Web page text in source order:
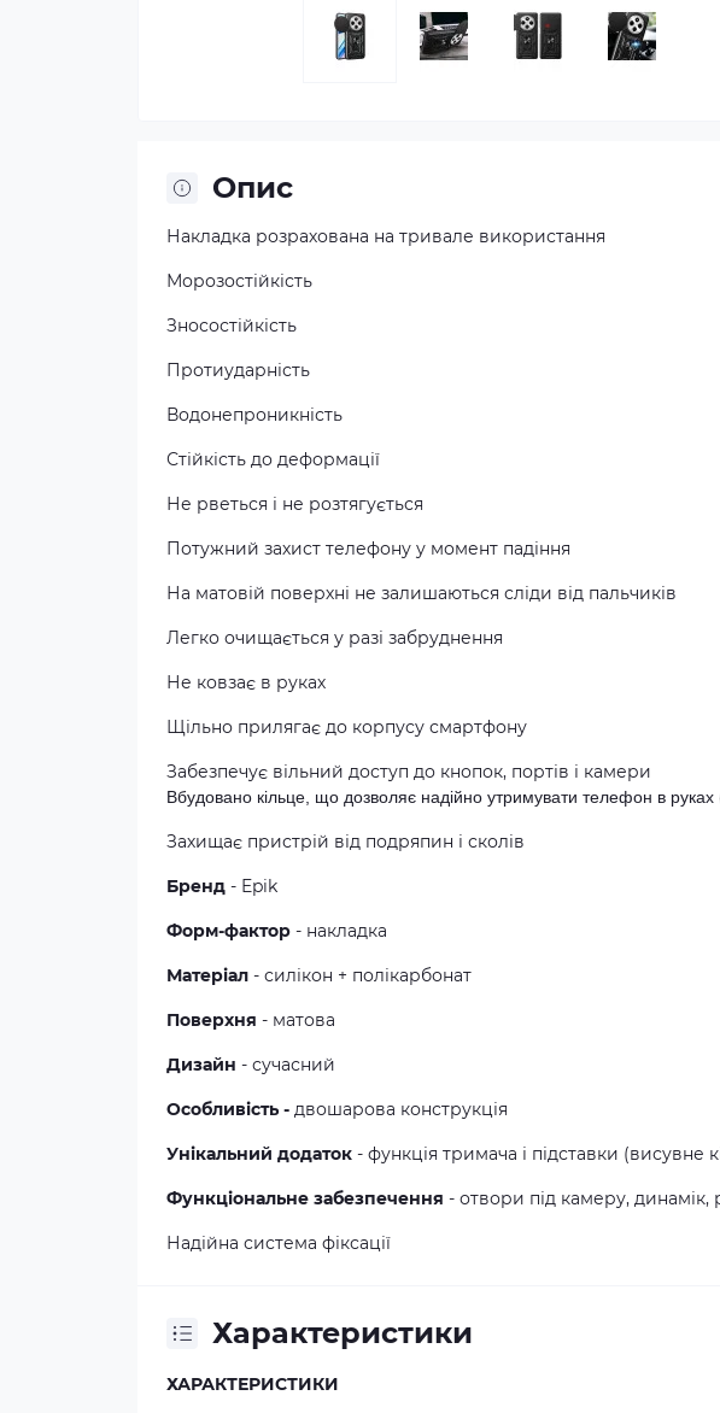
Опис
Накладка розрахована на тривале використання
Морозостійкість
Зносостійкість
Протиударність
Водонепроникність
Стійкість до деформації
Не рветься і не розтягується
Потужний захист телефону у момент падіння
На матовій поверхні не залишаються сліди від пальчиків
Легко очищається у разі забруднення
Не ковзає в руках
Щільно прилягає до корпусу смартфону
Забезпечує вільний доступ до кнопок, портів і камери
Вбудовано кільце, що дозволяє надійно утримувати телефон в руках
Захищає пристрій від подряпин і сколів
Бренд - Epik
Форм-фактор - накладка
Матеріал - силікон + полікарбонат
Поверхня - матова
Дизайн - сучасний
Особливість - двошарова конструкція
Унікальний додаток - функція тримача і підставки (висувне
Функціональне забезпечення - отвори під камеру, динамік,
Надійна система фіксації
Характеристики
ХАРАКТЕРИСТИКИ